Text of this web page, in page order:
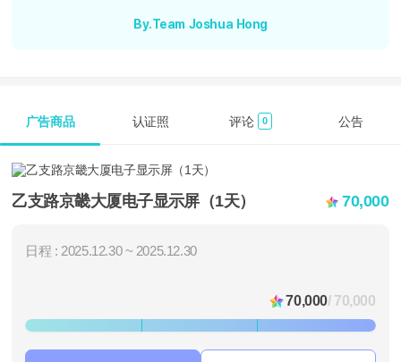
By.Team Joshua Hong
广告商品 认证照 评论 0 公告
乙支路京畿大厦电子显示屏（1天） 70,000
日程 : 2025.12.30 ~ 2025.12.30
70,000/ 70,000